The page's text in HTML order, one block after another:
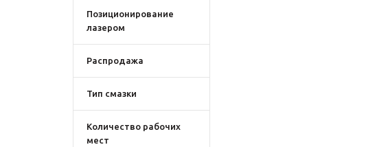
Позиционирование
лазером
Распродажа
Тип смазки
Количество рабочих
мест